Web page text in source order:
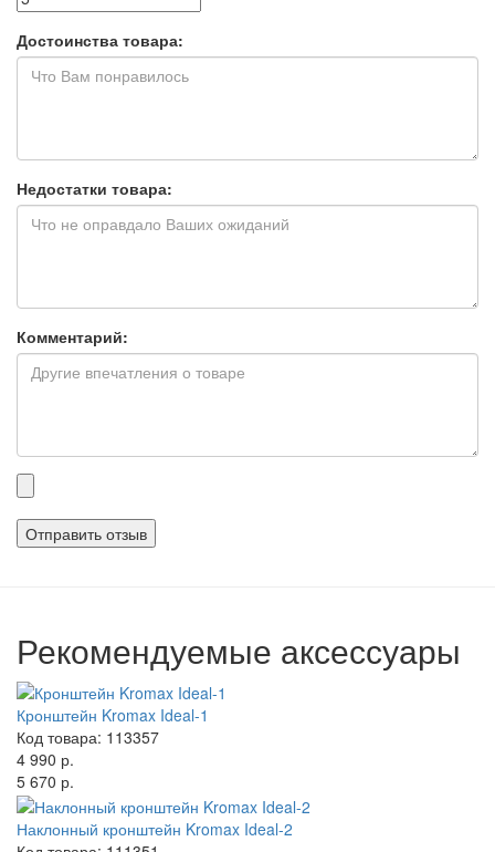
Достоинства товара:
Недостатки товара:
Комментарий:
Прикрепленные
файлы
Рекомендуемые аксессуары
Кронштейн Kromax Ideal-1
Код товара: 113357
4 990 р.
5 670 р.
Наклонный кронштейн Kromax Ideal-2